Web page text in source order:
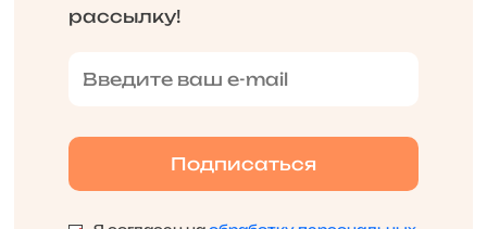
рассылку!